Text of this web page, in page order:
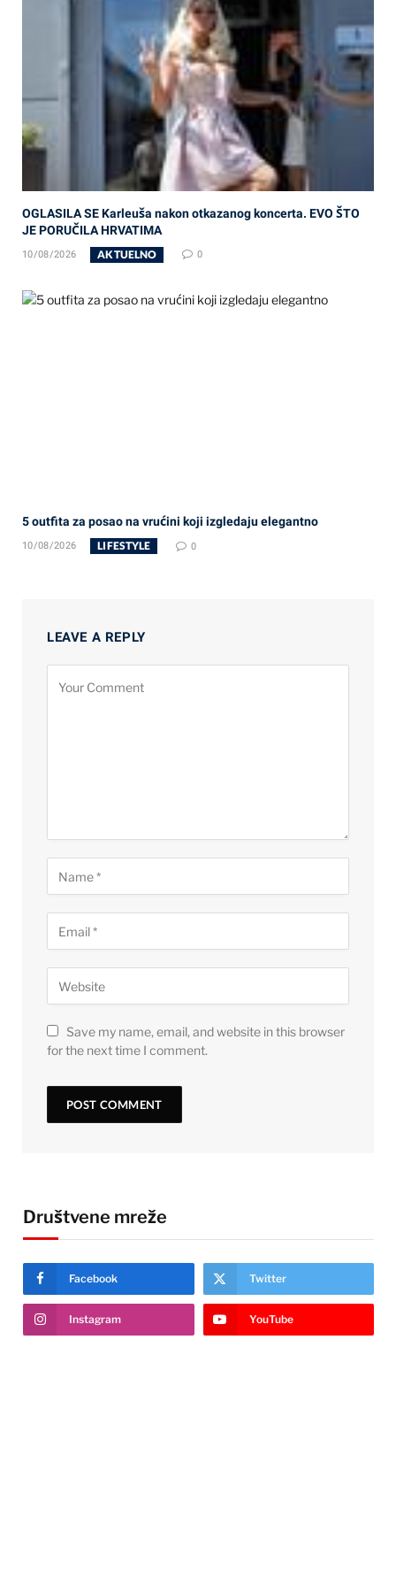
OGLASILA SE Karleuša nakon otkazanog koncerta. EVO ŠTO
JE PORUČILA HRVATIMA
10/08/2026 AKTUELNO 0
5 outfita za posao na vrućini koji izgledaju elegantno
10/08/2026 LIFESTYLE 0
LEAVE A REPLY
Save my name, email, and website in this browser
for the next time I comment.
Društvene mreže
Facebook Twitter
Instagram YouTube